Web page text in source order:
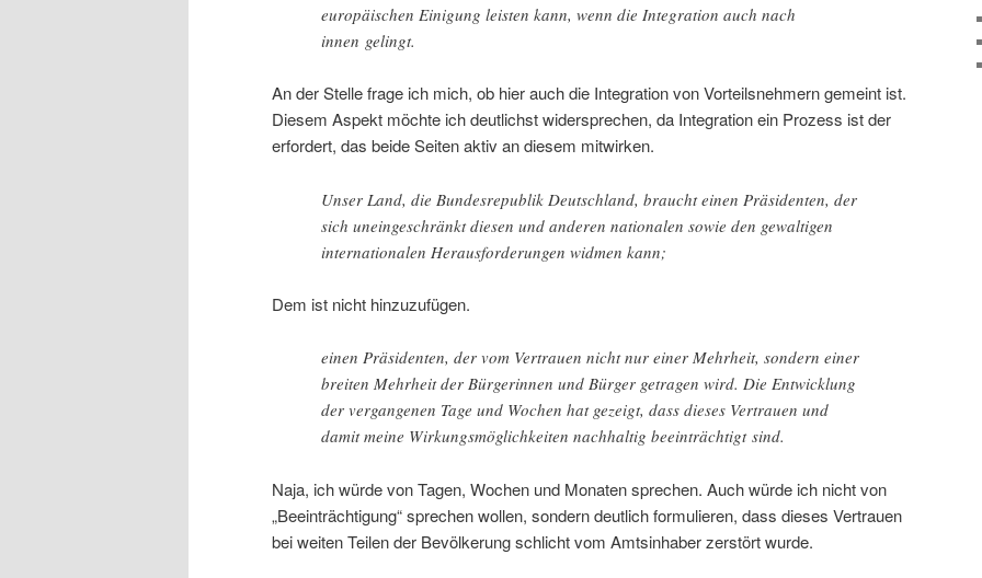
europäischen Einigung leisten kann, wenn die Integration auch nach
innen gelingt.
An der Stelle frage ich mich, ob hier auch die Integration von Vorteilsnehmern gemeint ist.
Diesem Aspekt möchte ich deutlichst widersprechen, da Integration ein Prozess ist der
erfordert, das beide Seiten aktiv an diesem mitwirken.
Unser Land, die Bundesrepublik Deutschland, braucht einen Präsidenten, der
sich uneingeschränkt diesen und anderen nationalen sowie den gewaltigen
internationalen Herausforderungen widmen kann;
Dem ist nicht hinzuzufügen.
einen Präsidenten, der vom Vertrauen nicht nur einer Mehrheit, sondern einer
breiten Mehrheit der Bürgerinnen und Bürger getragen wird. Die Entwicklung
der vergangenen Tage und Wochen hat gezeigt, dass dieses Vertrauen und
damit meine Wirkungsmöglichkeiten nachhaltig beeinträchtigt sind.
Naja, ich würde von Tagen, Wochen und Monaten sprechen. Auch würde ich nicht von
„Beeinträchtigung“ sprechen wollen, sondern deutlich formulieren, dass dieses Vertrauen
bei weiten Teilen der Bevölkerung schlicht vom Amtsinhaber zerstört wurde.